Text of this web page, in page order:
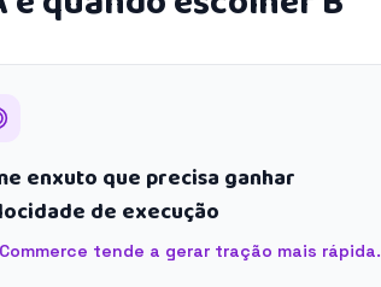
enxuto que precisa ganhar
de execução
tende a gerar tração mais rápida.